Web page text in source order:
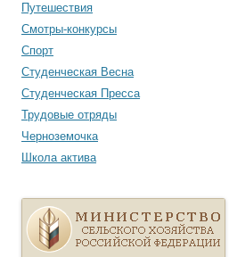
Путешествия
Смотры-конкурсы
Спорт
Студенческая Весна
Студенческая Пресса
Трудовые отряды
Черноземочка
Школа актива